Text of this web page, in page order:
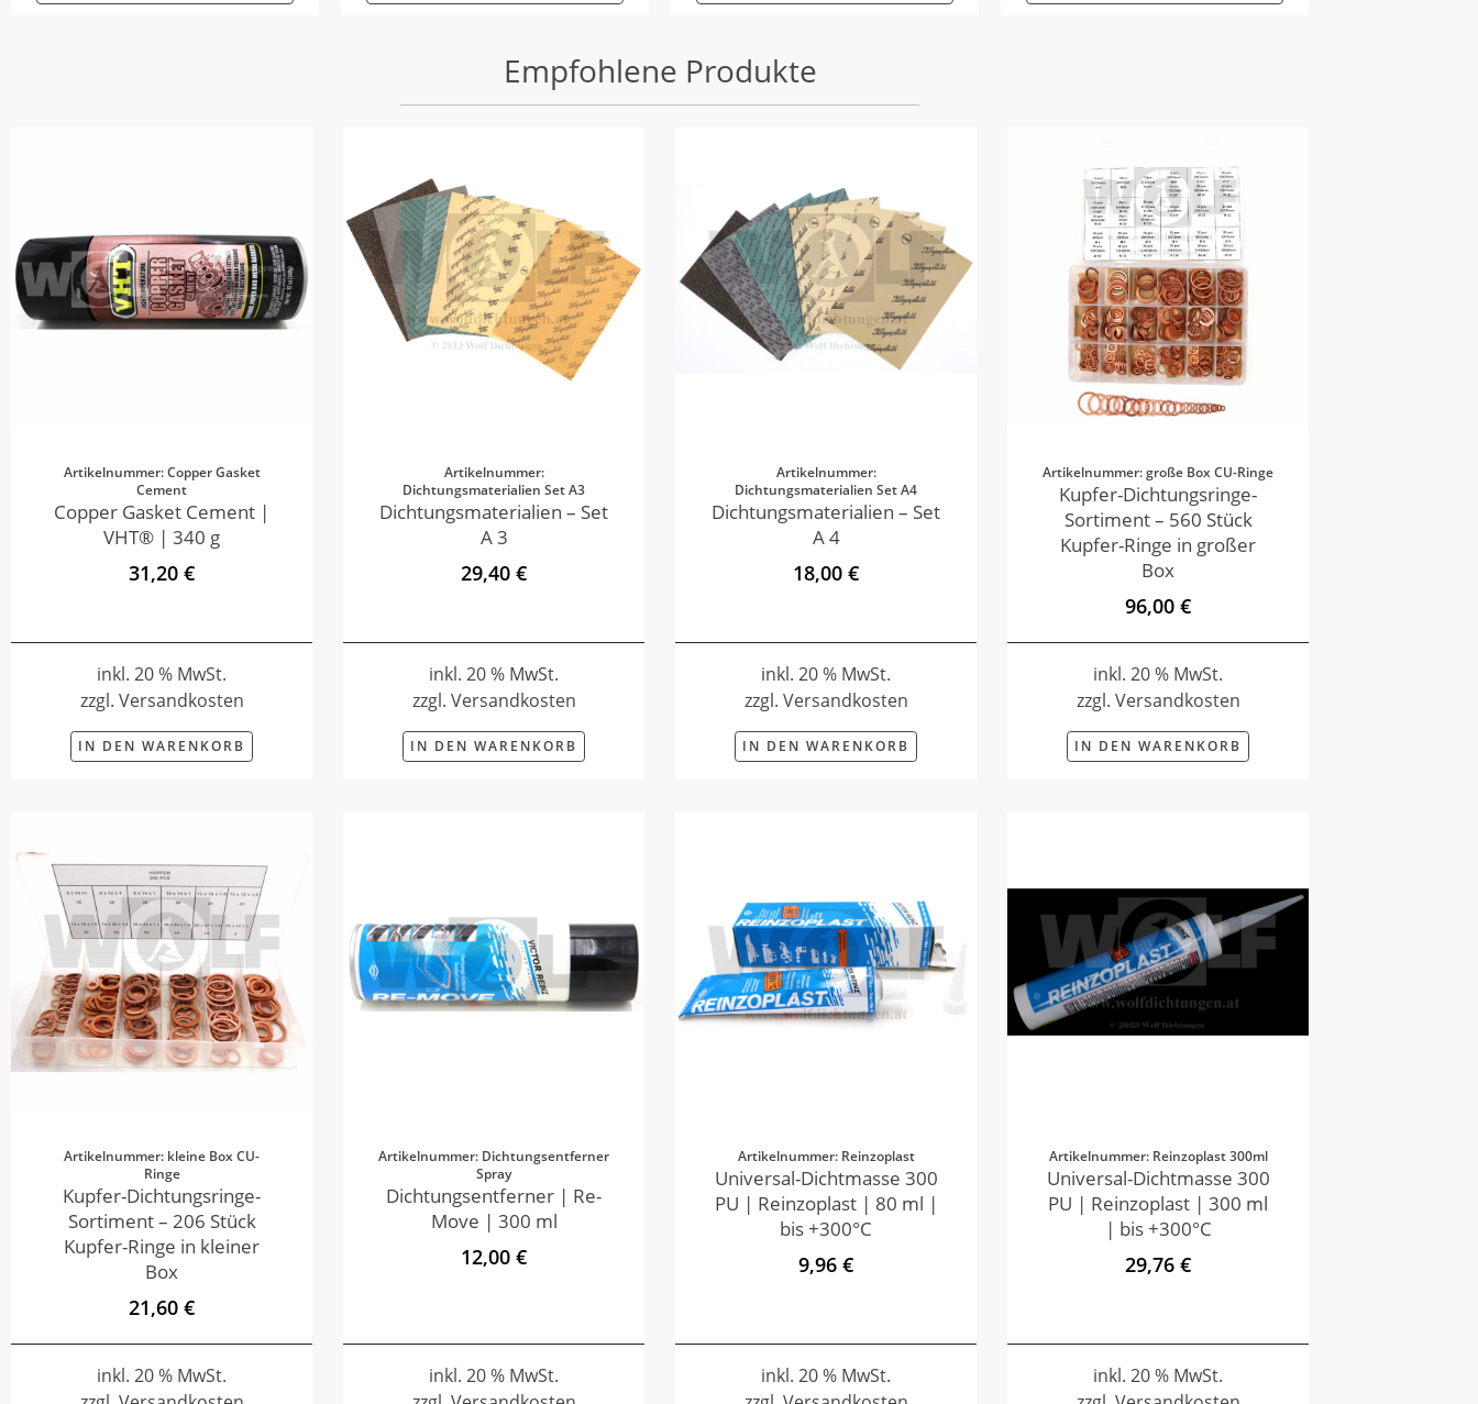
Empfohlene Produkte
Artikelnummer: Copper Gasket
Cement
Copper Gasket Cement |
VHT® | 340 g
31,20 €
inkl. 20 % MwSt.
zzgl. Versandkosten
IN DEN WARENKORB
Artikelnummer:
Dichtungsmaterialien Set A3
Dichtungsmaterialien – Set
A 3
29,40 €
inkl. 20 % MwSt.
zzgl. Versandkosten
IN DEN WARENKORB
Artikelnummer:
Dichtungsmaterialien Set A4
Dichtungsmaterialien – Set
A 4
18,00 €
inkl. 20 % MwSt.
zzgl. Versandkosten
IN DEN WARENKORB
Artikelnummer: große Box CU-Ringe
Kupfer-Dichtungsringe-
Sortiment – 560 Stück
Kupfer-Ringe in großer
Box
96,00 €
inkl. 20 % MwSt.
zzgl. Versandkosten
IN DEN WARENKORB
Artikelnummer: kleine Box CU-
Ringe
Kupfer-Dichtungsringe-
Sortiment – 206 Stück
Kupfer-Ringe in kleiner
Box
21,60 €
inkl. 20 % MwSt.
Artikelnummer: Dichtungsentferner
Spray
Dichtungsentferner | Re-
Move | 300 ml
12,00 €
inkl. 20 % MwSt.
Artikelnummer: Reinzoplast
Universal-Dichtmasse 300
PU | Reinzoplast | 80 ml |
bis +300°C
9,96 €
inkl. 20 % MwSt.
Artikelnummer: Reinzoplast 300ml
Universal-Dichtmasse 300
PU | Reinzoplast | 300 ml
| bis +300°C
29,76 €
inkl. 20 % MwSt.